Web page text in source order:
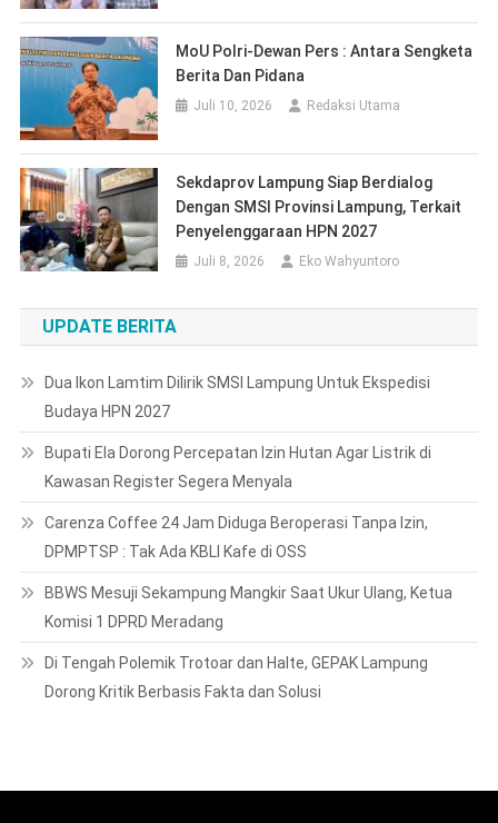
MoU Polri-Dewan Pers : Antara Sengketa
Berita Dan Pidana
Juli 10, 2026 Redaksi Utama
Sekdaprov Lampung Siap Berdialog
Dengan SMSI Provinsi Lampung, Terkait
Penyelenggaraan HPN 2027
Juli 8, 2026 Eko Wahyuntoro
UPDATE BERITA
Dua Ikon Lamtim Dilirik SMSI Lampung Untuk Ekspedisi
Budaya HPN 2027
Bupati Ela Dorong Percepatan Izin Hutan Agar Listrik di
Kawasan Register Segera Menyala
Carenza Coffee 24 Jam Diduga Beroperasi Tanpa Izin,
DPMPTSP : Tak Ada KBLI Kafe di OSS
BBWS Mesuji Sekampung Mangkir Saat Ukur Ulang, Ketua
Komisi 1 DPRD Meradang
Di Tengah Polemik Trotoar dan Halte, GEPAK Lampung
Dorong Kritik Berbasis Fakta dan Solusi